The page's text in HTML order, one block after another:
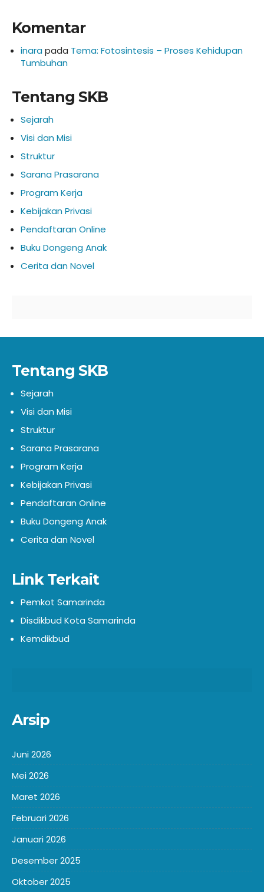
Komentar
inara pada Tema: Fotosintesis – Proses Kehidupan
Tumbuhan
Tentang SKB
Sejarah
Visi dan Misi
Struktur
Sarana Prasarana
Program Kerja
Kebijakan Privasi
Pendaftaran Online
Buku Dongeng Anak
Cerita dan Novel
Tentang SKB
Sejarah
Visi dan Misi
Struktur
Sarana Prasarana
Program Kerja
Kebijakan Privasi
Pendaftaran Online
Buku Dongeng Anak
Cerita dan Novel
Link Terkait
Pemkot Samarinda
Disdikbud Kota Samarinda
Kemdikbud
Arsip
Juni 2026
Mei 2026
Maret 2026
Februari 2026
Januari 2026
Desember 2025
Oktober 2025